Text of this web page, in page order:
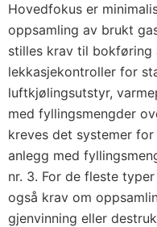
Hovedfokus er
oppsamling av brukt
stilles krav til bokføring
lekkasjekontroller for
luftkjølingsutstyr,
med fyllingsmengder
kreves det systemer
anlegg med
nr. 3. For de fleste
også krav om
gjenvinning eller